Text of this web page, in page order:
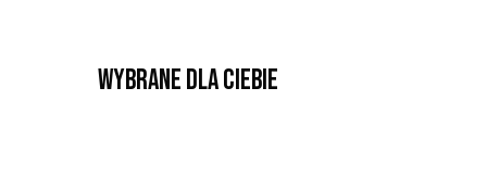
Wybrane dla Ciebie